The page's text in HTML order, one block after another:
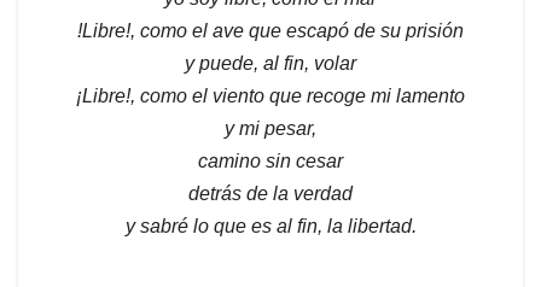
!Libre!, como el ave que escapó de su prisión
y puede, al fin, volar
¡Libre!, como el viento que recoge mi lamento
y mi pesar,
camino sin cesar
detrás de la verdad
y sabré lo que es al fin, la libertad.